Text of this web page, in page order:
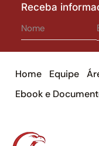
Receba
Home Equipe
Ebook e